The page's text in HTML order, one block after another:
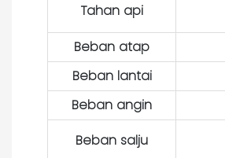
Tahan api
Beban atap
Beban lantai
Beban angin
Beban salju